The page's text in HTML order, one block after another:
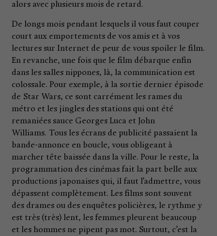
alors avec plusieurs mois de retard.
De longs mois pendant lesquels il vous faut couper
court aux emportements de vos amis et à vos
lectures sur Internet de peur de vous spoiler le film.
En revanche, une fois que le film débarque enfin
dans les salles nippones, là, la communication est
colossale. Pour exemple, à la sortie dernier épisode
de Star Wars, ce sont carrément les rames du
métro et les jingles des stations qui ont été
remaniées sauce Georges Luca et John
Williams. Tous les écrans de publicité passaient la
bande-annonce en boucle, vous obligeant à
marcher tête baissée dans la ville. Pour le reste, la
programmation des cinémas fait la part belle aux
productions japonaises qui, il faut l’admettre, vous
dépassent complètement. Les films sont souvent
des drames ou des enquêtes policières, le rythme y
est très (très) lent, les femmes pleurent beaucoup
et les hommes ne pipent pas mot. Surtout, c’est la